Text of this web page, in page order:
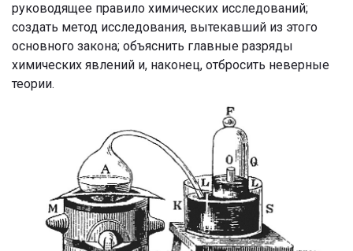
руководящее правило химических исследований;
создать метод исследования, вытекавший из этого
основного закона; объяснить главные разряды
химических явлений и, наконец, отбросить неверные
теории.